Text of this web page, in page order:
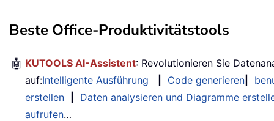
Beste Office-Produktivitätstools
🤖 KUTOOLS AI-Assistent: Revolutionieren Sie
auf:Intelligente Ausführung Code generieren
erstellen
Daten analysieren und Diagramme
aufrufen…